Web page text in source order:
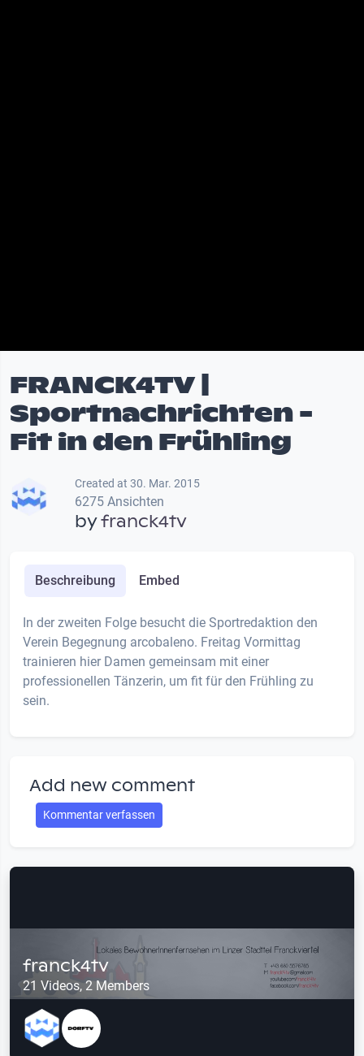
FRANCK4TV |
Sportnachrichten -
Fit in den Frühling
Created at 30. Mar. 2015
6275 Ansichten
byfranck4tv
Beschreibung Embed
In der zweiten Folge besucht die Sportredaktion den
Verein Begegnung arcobaleno. Freitag Vormittag
trainieren hier Damen gemeinsam mit einer
professionellen Tänzerin, um fit für den Frühling zu
sein.
Add new comment
Kommentar verfassen
franck4tv
21 Videos, 2 Members